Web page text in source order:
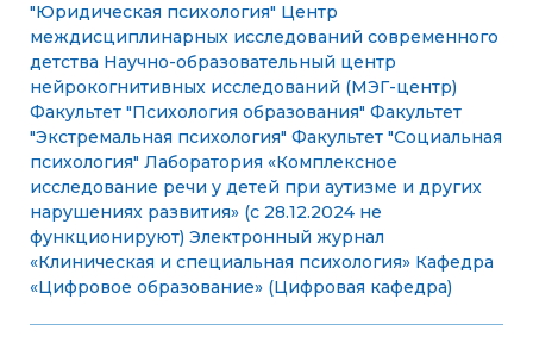
"Юридическая психология" Центр
междисциплинарных исследований современного
детства Научно-образовательный центр
нейрокогнитивных исследований (МЭГ-центр)
Факультет "Психология образования" Факультет
"Экстремальная психология" Факультет "Социальная
психология" Лаборатория «Комплексное
исследование речи у детей при аутизме и других
нарушениях развития» (с 28.12.2024 не
функционируют) Электронный журнал
«Клиническая и специальная психология» Кафедра
«Цифровое образование» (Цифровая кафедра)